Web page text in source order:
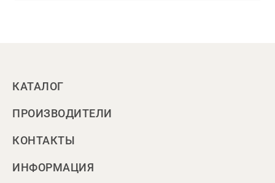
КАТАЛОГ
ПРОИЗВОДИТЕЛИ
КОНТАКТЫ
ИНФОРМАЦИЯ